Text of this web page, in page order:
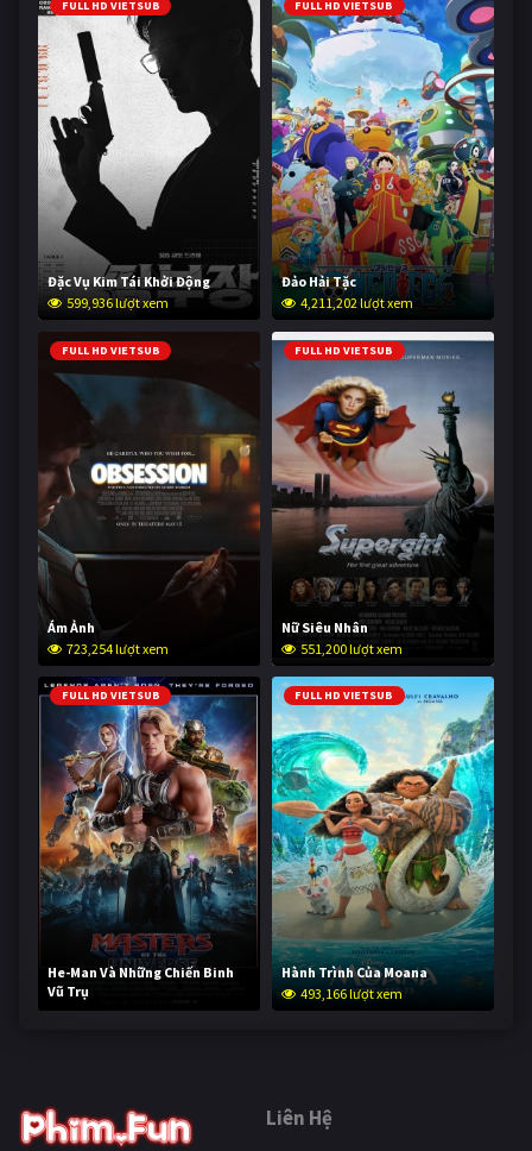
FULL HD VIETSUB
Đặc Vụ Kim Tái Khởi Động
599,936 lượt xem
FULL HD VIETSUB
Đảo Hải Tặc
4,211,202 lượt xem
FULL HD VIETSUB
Ám Ảnh
723,254 lượt xem
FULL HD VIETSUB
Nữ Siêu Nhân
551,200 lượt xem
FULL HD VIETSUB
He-Man Và Những Chiến Binh
Vũ Trụ
242,080 lượt xem
FULL HD VIETSUB
Hành Trình Của Moana
493,166 lượt xem
Liên Hệ